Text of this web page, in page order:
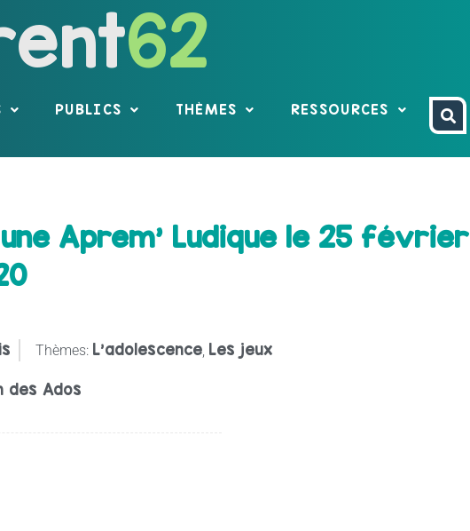
62
PUBLICS THÈMES RESSOURCES
Aprem' Ludique le 25 février
Thèmes: L’adolescence Les jeux
des Ados